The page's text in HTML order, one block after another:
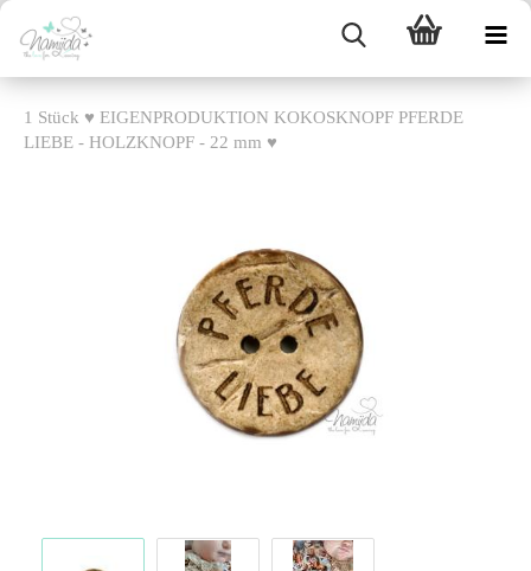
1 Stück ♥ EIGENPRODUKTION KOKOSKNOPF PFERDE
LIEBE - HOLZKNOPF - 22 mm ♥